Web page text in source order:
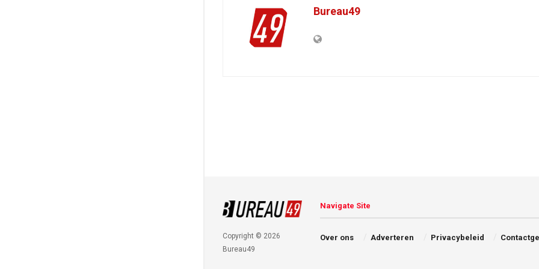
Bureau49
Copyright © 2026
Bureau49
Navigate Site
Over ons Adverteren Privacybeleid